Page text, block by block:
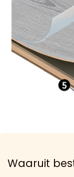
Waaruit